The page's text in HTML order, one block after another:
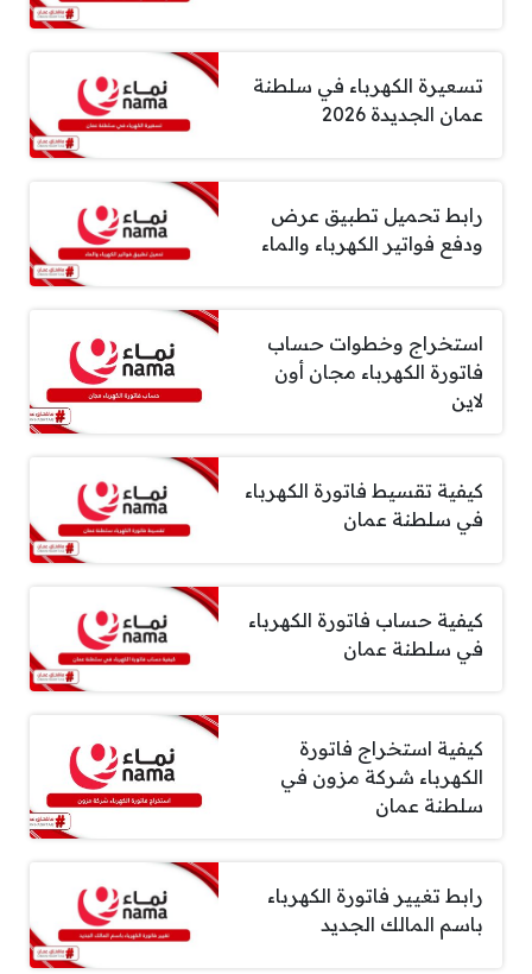
تسعيرة الكهرباء في سلطنة
عمان الجديدة 2026
رابط تحميل تطبيق عرض
ودفع فواتير الكهرباء والماء
استخراج وخطوات حساب
فاتورة الكهرباء مجان أون
لاين
كيفية تقسيط فاتورة الكهرباء
في سلطنة عمان
كيفية حساب فاتورة الكهرباء
في سلطنة عمان
كيفية استخراج فاتورة
الكهرباء شركة مزون في
سلطنة عمان
رابط تغيير فاتورة الكهرباء
باسم المالك الجديد